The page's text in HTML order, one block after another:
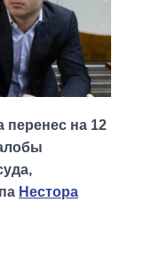
на 12
Нестора